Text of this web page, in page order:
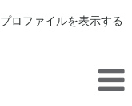
プロファイルを表示する